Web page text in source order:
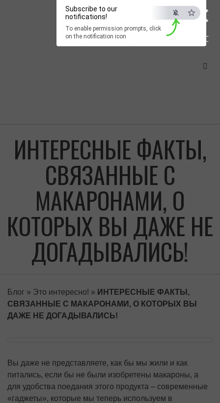
×
ESC
Subscribe to our
notifications!
To enable permission prompts, click
on the notification icon
ИНТЕРЕСНЫЕ ФАКТЫ,
СВЯЗАННЫЕ С
МАКАРОНАМИ, О
КОТОРЫХ ВЫ ДАЖЕ НЕ
ДОГАДЫВАЛИСЬ!
Блог » Это интересно! » ИНТЕРЕСНЫЕ ФАКТЫ,
СВЯЗАННЫЕ С МАКАРОНАМИ, О КОТОРЫХ ВЫ
ДАЖЕ НЕ ДОГАДЫВАЛИСЬ!
Вы даже не представляете, как бы мы жили и как
питались, если бы не были изобретены макароны, а
для удобства поедания этого продукта – современные
«гаджеты», которые мы теперь используем в